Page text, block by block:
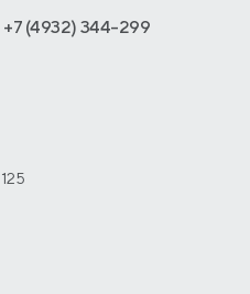
+7 (4932) 344-299